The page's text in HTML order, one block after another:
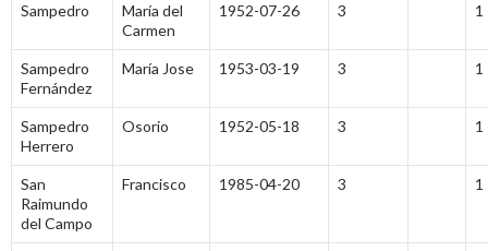
Sampedro
María del
Carmen
1952-07-26 3 1
Sampedro
Fernández
María Jose 1953-03-19 3 1
Sampedro
Herrero
Osorio 1952-05-18 3 1
San
Raimundo
del Campo
Francisco 1985-04-20 3 1